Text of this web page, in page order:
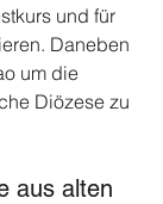
und für
Daneben
um die
Diözese zu
aus alten